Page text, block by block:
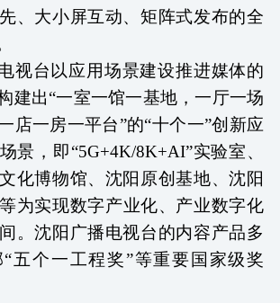
、大小屏互动、矩阵式发布的全
视台以应用场景建设推进媒体的
建出“一室一馆一基地，一厅一场
店一房一平台”的“十个一”创新应
景，即“5G+4K/8K+AI”实验室、
化博物馆、沈阳原创基地、沈阳
等为实现数字产业化、产业数字化
。沈阳广播电视台的内容产品多
“五个一工程奖”等重要国家级奖